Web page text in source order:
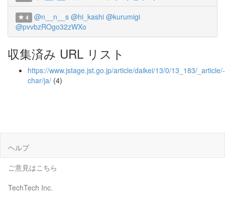
4 @n__n__s @hi_kashi @kurumigi
@pvvbzROgo32zWXo
収集済み URL リスト
https://www.jstage.jst.go.jp/article/daikei/13/0/13_183/_article/-
char/ja/ (4)
ヘルプ
ご意見はこちら
TechTech Inc.